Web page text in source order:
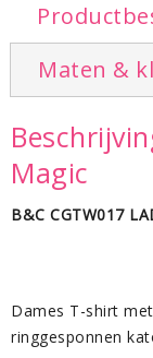
Maten &
Magic
B&C CGTW017
Dames T-shirt
ringgesponnen